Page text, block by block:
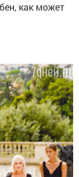
как может